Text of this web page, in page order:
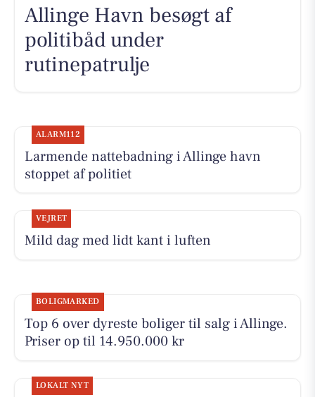
Allinge Havn besøgt af
politibåd under
rutinepatrulje
ALARM112
Larmende nattebadning i Allinge havn
stoppet af politiet
VEJRET
Mild dag med lidt kant i luften
BOLIGMARKED
Top 6 over dyreste boliger til salg i Allinge.
Priser op til 14.950.000 kr
LOKALT NYT